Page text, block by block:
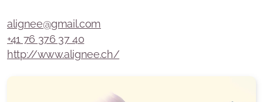
alignee@gmail.com
+41 76 376 37 40
http://www.alignee.ch/
Deolinda Ryser | Massages Thérapeutiques - Soin
sonore et vibratoire – Soin quantique